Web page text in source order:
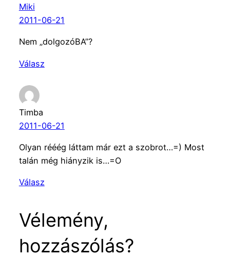
Miki
2011-06-21
Nem „dolgozóBA”?
Válasz
Timba
2011-06-21
Olyan rééég láttam már ezt a szobrot…=) Most
talán még hiányzik is…=O
Válasz
Vélemény,
hozzászólás?